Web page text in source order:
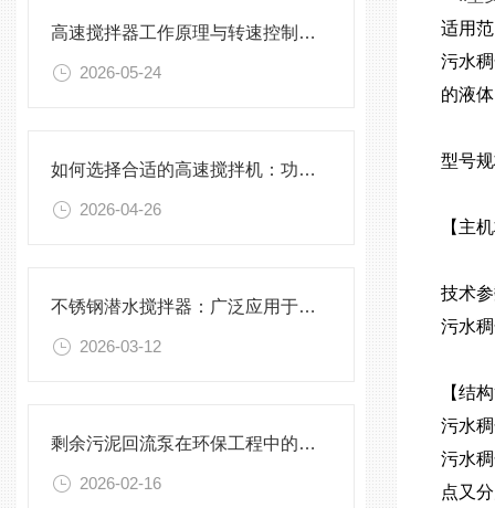
高速搅拌器工作原理与转速控制技术分析
2026-05-24
如何选择合适的高速搅拌机：功率、转速、搅拌桨叶与物料适配性分析
2026-04-26
不锈钢潜水搅拌器：广泛应用于污水处理与化学工程
2026-03-12
剩余污泥回流泵在环保工程中的应用前景
2026-02-16
适用
污水
的液
型号
【主
技术
污水
【结
污水
污水
点又